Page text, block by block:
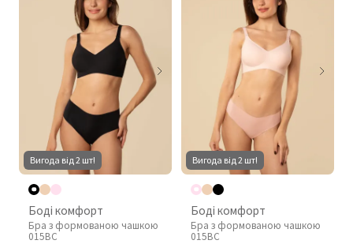
Вигода від 2 шт!
Боді комфорт
Бра з формованою чашкою
015BC
Вигода від 2 шт!
Боді комфорт
Бра з формованою чашкою
015BC